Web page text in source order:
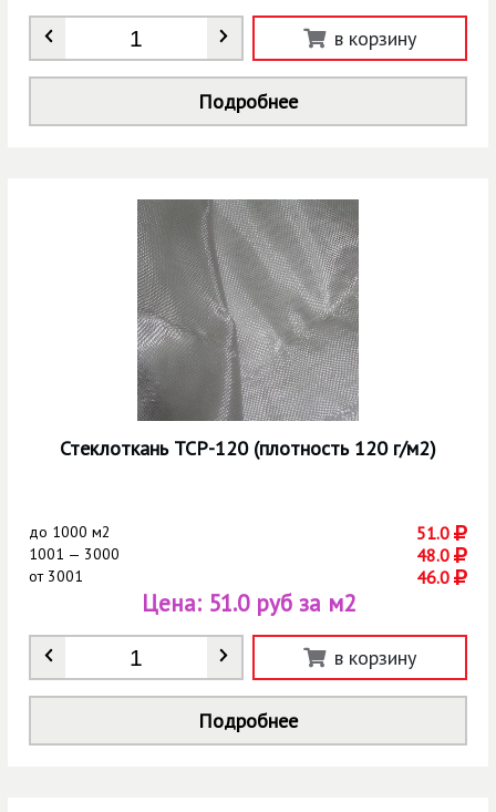
Количество в корзину
Подробнее
Стеклоткань ТСР-120 (плотность 120 г/м2)
до 1000 м2 51.0
1001 — 3000 48.0
от3001 46.0
Количество
Цена: 51.0 руб за м2
в корзину
Подробнее